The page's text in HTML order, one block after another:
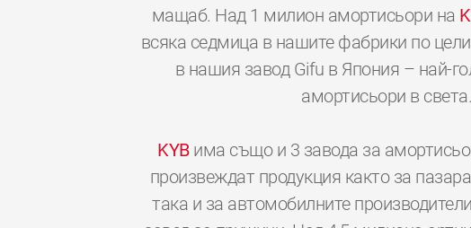
мащаб. Над 1 милион амортисьори на
всяка седмица в нашите фабрики по
в нашия завод Gifu в Япония – най-
амортисьори в света.
KYBима също и 3 завода за
произвеждат продукция както за
така и за автомобилните